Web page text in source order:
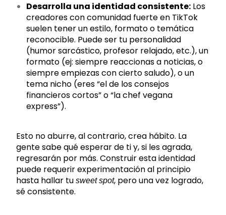
Desarrolla una identidad consistente: Los
creadores con comunidad fuerte en TikTok
suelen tener un estilo, formato o temática
reconocible. Puede ser tu personalidad
(humor sarcástico, profesor relajado, etc.), un
formato (ej: siempre reaccionas a noticias, o
siempre empiezas con cierto saludo), o un
tema nicho (eres “el de los consejos
financieros cortos” o “la chef vegana
express”).
Esto no aburre, al contrario, crea hábito. La
gente sabe qué esperar de ti y, si les agrada,
regresarán por más. Construir esta identidad
puede requerir experimentación al principio
hasta hallar tusweet spot, pero una vez logrado,
sé consistente.